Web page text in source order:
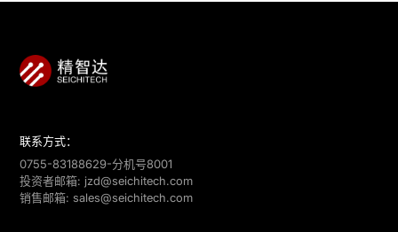
联系方式：
0755-83188629-分机号8001
投资者邮箱: jzd@seichitech.com
销售邮箱: sales@seichitech.com